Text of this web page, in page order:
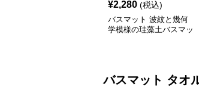
¥2,280 (税込)
バスマット 波紋と幾何
学模様の珪藻土バスマッ
バスマット タオ